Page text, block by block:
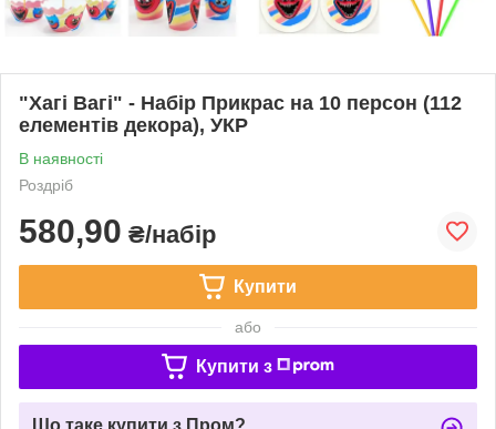
"Хагі Вагі" - Набір Прикрас на 10 персон (112
елементів декора), УКР
В наявності
Роздріб
580,90 ₴/набір
Купити
або
Купити з
Що таке купити з Пром?